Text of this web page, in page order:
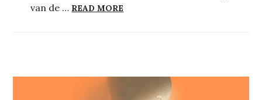
van de … READ MORE